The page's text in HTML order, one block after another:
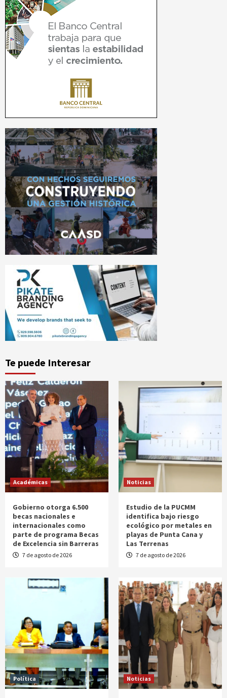
Te puede Interesar
Académicas
Gobierno otorga 6.500
becas nacionales e
internacionales como
parte de programa Becas
de Excelencia sin Barreras
7 de agosto de 2026
Noticias
Estudio de la PUCMM
identifica bajo riesgo
ecológico por metales en
playas de Punta Cana y
Las Terrenas
7 de agosto de 2026
Política Noticias